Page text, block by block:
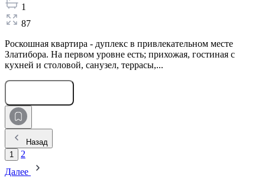
1
87
Роскошная квартира - дуплекс в привлекательном месте
Златибора. На первом уровне есть; прихожая, гостиная с
кухней и столовой, санузел, террасы,...
Назад
1
2
Далее